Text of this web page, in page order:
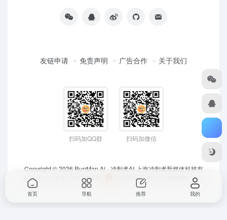
友链申请 免责声明 广告合作 关于我们
扫码加QQ群 扫码加微信
Copyright © 2026 RunMan.Ai - 冲刺者AI-上海冲刺者新媒体科技有
限公司
沪ICP备05007953号 沪公网安备 31010402000911号
首页 导航 推荐 我的